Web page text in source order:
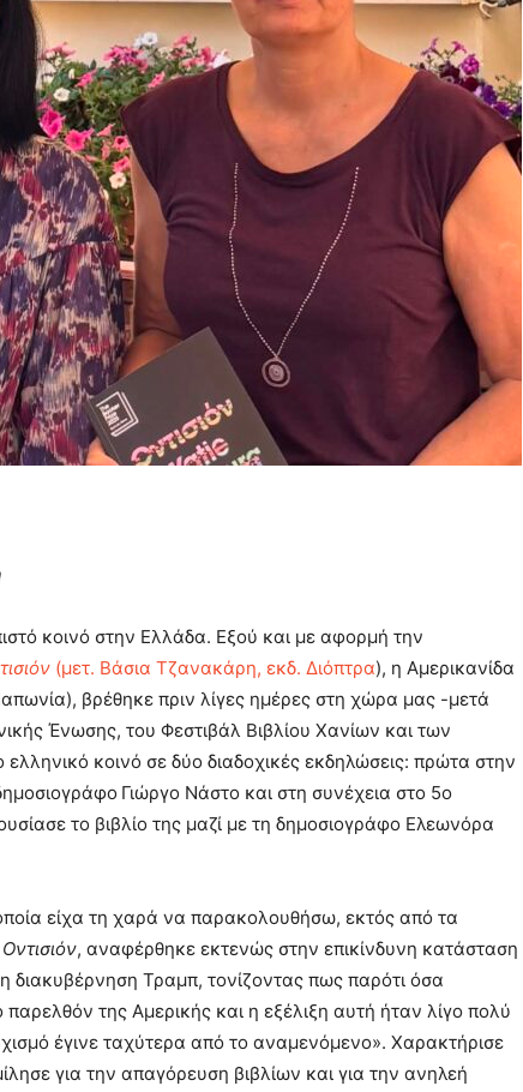
ΚΑΙ
κοινό στην Ελλάδα. Εξού και με αφορμή την
(μετ. Βάσια Τζανακάρη, εκδ. Διόπτρα), η Αμερικανίδα
βρέθηκε πριν λίγες ημέρες στη χώρα μας -μετά
Ένωσης, του Φεστιβάλ Βιβλίου Χανίων και των
κοινό σε δύο διαδοχικές εκδηλώσεις: πρώτα στην
Γιώργο Νάστο και στη συνέχεια στο 5ο
το βιβλίο της μαζί με τη δημοσιογράφο Ελεωνόρα
είχα τη χαρά να παρακολουθήσω, εκτός από τα
Οντισιόν, αναφέρθηκε εκτενώς στην επικίνδυνη κατάσταση
διακυβέρνηση Τραμπ, τονίζοντας πως παρότι όσα
παρελθόν της Αμερικής και η εξέλιξη αυτή ήταν λίγο πολύ
έγινε ταχύτερα από το αναμενόμενο». Χαρακτήρισε
για την απαγόρευση βιβλίων και για την ανηλεή